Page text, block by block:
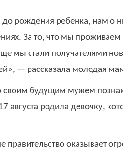
рождения ребенка, нам о
За то, что мы проживаем
мы стали получателями
— рассказала молодая
своим будущим мужем
августа родила девочку,
правительство оказывает